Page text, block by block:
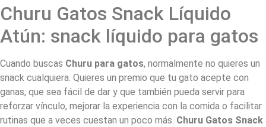
Churu Gatos Snack Líquido
Atún: snack líquido para gatos
Cuando buscas Churu para gatos, normalmente no quieres un
snack cualquiera. Quieres un premio que tu gato acepte con
ganas, que sea fácil de dar y que también pueda servir para
reforzar vínculo, mejorar la experiencia con la comida o facilitar
rutinas que a veces cuestan un poco más. Churu Gatos Snack